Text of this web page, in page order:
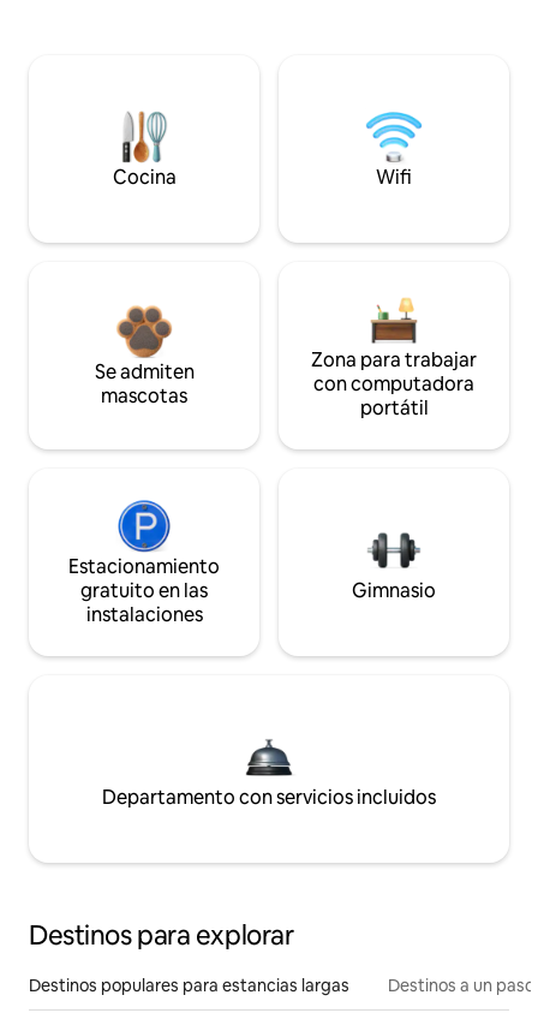
Cocina Wifi
Se admiten
mascotas
Zona para trabajar
con computadora
portátil
Estacionamiento
gratuito en las
instalaciones
Gimnasio
Departamento con servicios incluidos
Destinos para explorar
Destinos populares para estancias largas Destinos a un